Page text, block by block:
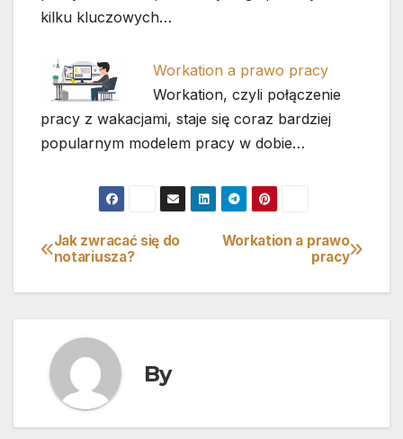
kilku kluczowych…
Workation a prawo pracy
Workation, czyli połączenie
pracy z wakacjami, staje się coraz bardziej
popularnym modelem pracy w dobie…
Nawigacja
wpisu
Workation a prawo
pracy
Jak zwracać się do
notariusza?
By